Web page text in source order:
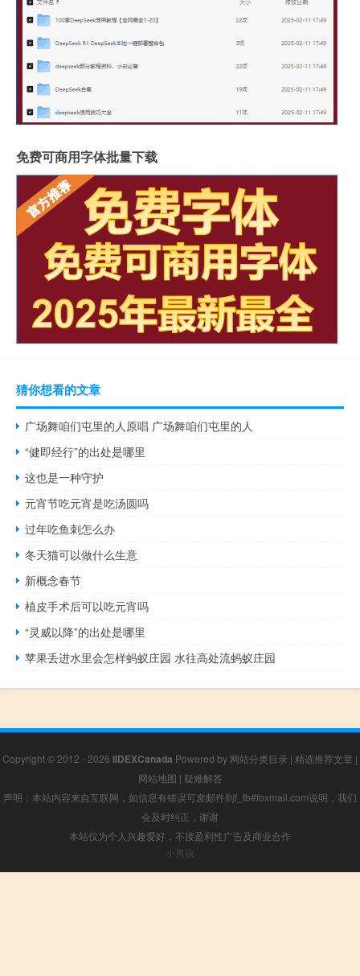
免费可商用字体批量下载
猜你想看的文章
广场舞咱们屯里的人原唱 广场舞咱们屯里的人
“健即经行”的出处是哪里
这也是一种守护
元宵节吃元宵是吃汤圆吗
过年吃鱼刺怎么办
冬天猫可以做什么生意
新概念春节
植皮手术后可以吃元宵吗
“灵威以降”的出处是哪里
苹果丢进水里会怎样蚂蚁庄园 水往高处流蚂蚁庄园
Copyright © 2012 - 2026 IIDEXCanada Powered by 网站分类目录 | 精选推荐文章 |
网站地图 | 疑难解答
声明：本站内容来自互联网，如信息有错误可发邮件到f_fb#foxmail.com说明，我们
会及时纠正，谢谢
本站仅为个人兴趣爱好，不接盈利性广告及商业合作
小男孩